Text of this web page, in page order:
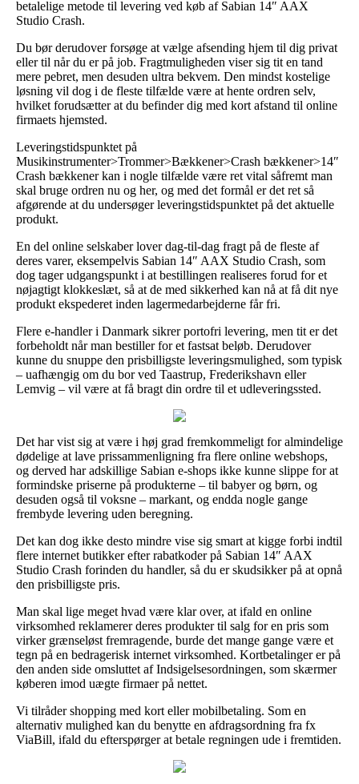
betalelige metode til levering ved køb af Sabian 14″ AAX
Studio Crash.
Du bør derudover forsøge at vælge afsending hjem til dig privat
eller til når du er på job. Fragtmuligheden viser sig tit en tand
mere pebret, men desuden ultra bekvem. Den mindst kostelige
løsning vil dog i de fleste tilfælde være at hente ordren selv,
hvilket forudsætter at du befinder dig med kort afstand til online
firmaets hjemsted.
Leveringstidspunktet på
Musikinstrumenter>Trommer>Bækkener>Crash bækkener>14″
Crash bækkener kan i nogle tilfælde være ret vital såfremt man
skal bruge ordren nu og her, og med det formål er det ret så
afgørende at du undersøger leveringstidspunktet på det aktuelle
produkt.
En del online selskaber lover dag-til-dag fragt på de fleste af
deres varer, eksempelvis Sabian 14″ AAX Studio Crash, som
dog tager udgangspunkt i at bestillingen realiseres forud for et
nøjagtigt klokkeslæt, så at de med sikkerhed kan nå at få dit nye
produkt ekspederet inden lagermedarbejderne får fri.
Flere e-handler i Danmark sikrer portofri levering, men tit er det
forbeholdt når man bestiller for et fastsat beløb. Derudover
kunne du snuppe den prisbilligste leveringsmulighed, som typisk
– uafhængig om du bor ved Taastrup, Frederikshavn eller
Lemvig – vil være at få bragt din ordre til et udleveringssted.
Det har vist sig at være i høj grad fremkommeligt for almindelige
dødelige at lave prissammenligning fra flere online webshops,
og derved har adskillige Sabian e-shops ikke kunne slippe for at
formindske priserne på produkterne – til babyer og børn, og
desuden også til voksne – markant, og endda nogle gange
frembyde levering uden beregning.
Det kan dog ikke desto mindre vise sig smart at kigge forbi indtil
flere internet butikker efter rabatkoder på Sabian 14″ AAX
Studio Crash forinden du handler, så du er skudsikker på at opnå
den prisbilligste pris.
Man skal lige meget hvad være klar over, at ifald en online
virksomhed reklamerer deres produkter til salg for en pris som
virker grænseløst fremragende, burde det mange gange være et
tegn på en bedragerisk internet virksomhed. Kortbetalinger er på
den anden side omsluttet af Indsigelsesordningen, som skærmer
køberen imod uægte firmaer på nettet.
Vi tilråder shopping med kort eller mobilbetaling. Som en
alternativ mulighed kan du benytte en afdragsordning fra fx
ViaBill, ifald du efterspørger at betale regningen ude i fremtiden.